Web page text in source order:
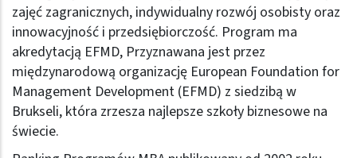
zajęć zagranicznych, indywidualny rozwój osobisty oraz
innowacyjność i przedsiębiorczość. Program ma
akredytacją EFMD, Przyznawana jest przez
międzynarodową organizację European Foundation for
Management Development (EFMD) z siedzibą w
Brukseli, która zrzesza najlepsze szkoły biznesowe na
świecie.